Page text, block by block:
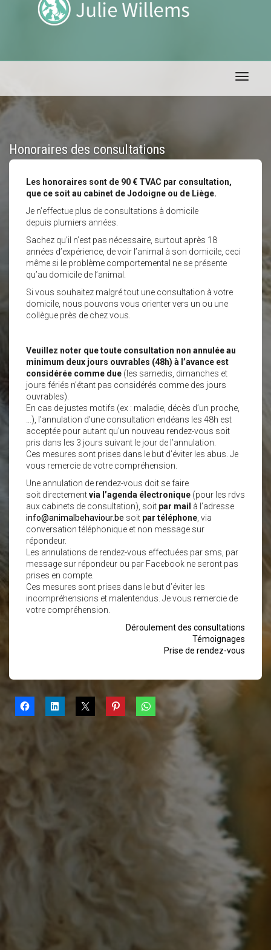
Toggle
Honoraires des consultations
Les honoraires sont de 90 € TVAC par consultation,
que ce soit au cabinet de Jodoigne ou de Liège.
Je n’effectue plus de consultations à domicile
depuis plumiers années.
Sachez qu’il n’est pas nécessaire, surtout après 18
années d’expérience, de voir l’animal à son domicile, ceci
même si le problème comportemental ne se présente
qu’au domicile de l’animal.
Si vous souhaitez malgré tout une consultation à votre
domicile, nous pouvons vous orienter vers un ou une
collègue près de chez vous.
Veuillez noter que toute consultation non annulée au
minimum deux jours ouvrables (48h) à l’avance est
considérée comme due (les samedis, dimanches et
jours fériés n’étant pas considérés comme des jours
ouvrables).
En cas de justes motifs (ex : maladie, décès d’un proche,
…), l’annulation d’une consultation endéans les 48h est
acceptée pour autant qu’un nouveau rendez-vous soit
pris dans les 3 jours suivant le jour de l’annulation.
Ces mesures sont prises dans le but d’éviter les abus. Je
vous remercie de votre compréhension.
Une annulation de rendez-vous doit se faire
soit directementvia l’agenda électronique (pour les rdvs
aux cabinets de consultation), soit par mail à l’adresse
info@animalbehaviour.be soit par téléphone , via
conversation téléphonique et non message sur
répondeur.
Les annulations de rendez-vous effectuées par sms, par
message sur répondeur ou par Facebook ne seront pas
prises en compte.
Ces mesures sont prises dans le but d’éviter les
incompréhensions et malentendus. Je vous remercie de
votre compréhension.
Déroulement des consultations
Témoignages
Prise de rendez-vous